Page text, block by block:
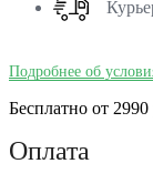
Подробнее об
Бесплатно от 2990
Оплата